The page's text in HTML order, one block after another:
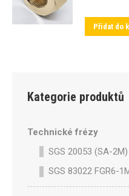
Přidat do
Kategorie produktů
Technické frézy
SGS 20053 (SA-
SGS 83022 FGR6-